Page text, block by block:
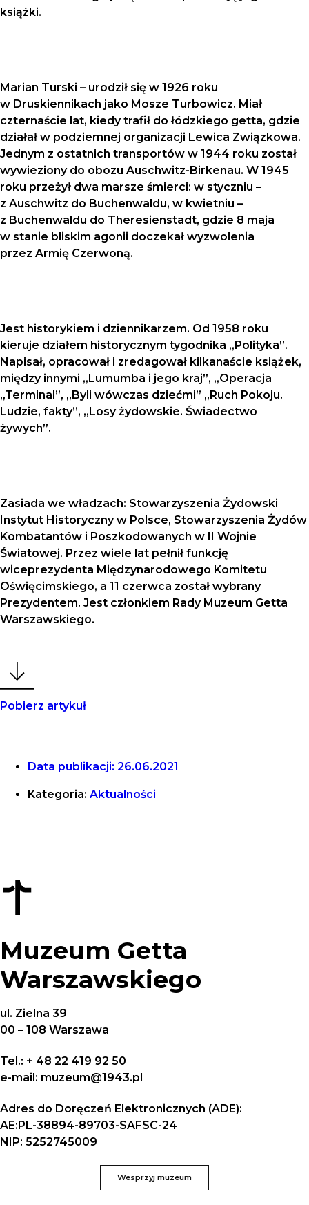
książki.
Marian Turski – urodził się w 1926 roku
w Druskiennikach jako Mosze Turbowicz. Miał
czternaście lat, kiedy trafił do łódzkiego getta, gdzie
działał w podziemnej organizacji Lewica Związkowa.
Jednym z ostatnich transportów w 1944 roku został
wywieziony do obozu Auschwitz-Birkenau. W 1945
roku przeżył dwa marsze śmierci: w styczniu –
z Auschwitz do Buchenwaldu, w kwietniu –
z Buchenwaldu do Theresienstadt, gdzie 8 maja
w stanie bliskim agonii doczekał wyzwolenia
przez Armię Czerwoną.
Jest historykiem i dziennikarzem. Od 1958 roku
kieruje działem historycznym tygodnika „Polityka”.
Napisał, opracował i zredagował kilkanaście książek,
między innymi „Lumumba i jego kraj”, „Operacja
„Terminal”, „Byli wówczas dziećmi” „Ruch Pokoju.
Ludzie, fakty”, „Losy żydowskie. Świadectwo
żywych”.
Zasiada we władzach: Stowarzyszenia Żydowski
Instytut Historyczny w Polsce, Stowarzyszenia Żydów
Kombatantów i Poszkodowanych w II Wojnie
Światowej. Przez wiele lat pełnił funkcję
wiceprezydenta Międzynarodowego Komitetu
Oświęcimskiego, a 11 czerwca został wybrany
Prezydentem. Jest członkiem Rady Muzeum Getta
Warszawskiego.
Pobierz artykuł
Data publikacji: 26.06.2021
Kategoria: Aktualności
Muzeum Getta
Warszawskiego
ul. Zielna 39
00 – 108 Warszawa
Tel.: + 48 22 419 92 50
e-mail: muzeum@1943.pl
Adres do Doręczeń Elektronicznych (ADE):
AE:PL-38894-89703-SAFSC-24
NIP: 5252745009
Wesprzyj muzeum